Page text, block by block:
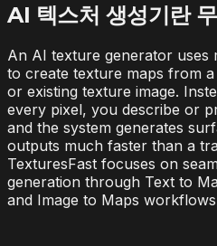
AI 텍스처 생성기란
An AI texture generator uses
to create texture maps from
or existing texture image.
every pixel, you describe or
and the system generates
outputs much faster than a
TexturesFast focuses on
generation through Text to
and Image to Maps